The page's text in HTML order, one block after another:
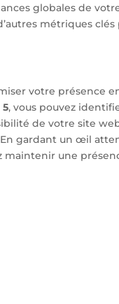
globales de
métriques
votre présence
5, vous pouvez
de votre site
gardant un œil
maintenir une